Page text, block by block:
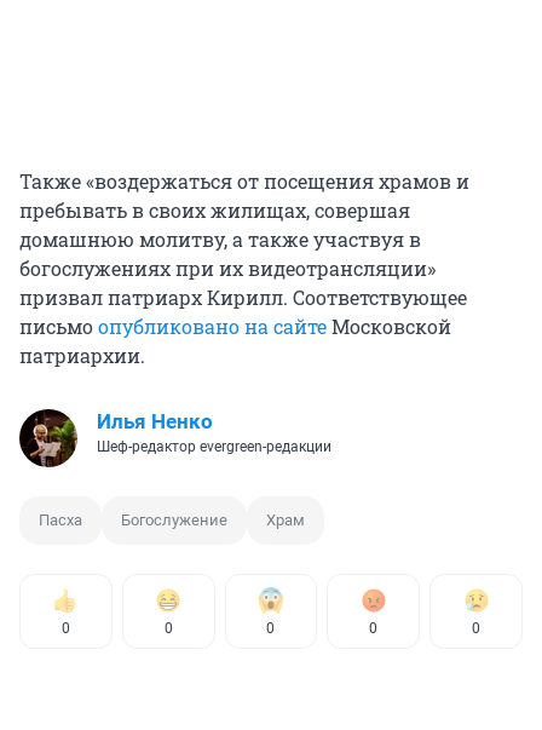
Также «воздержаться от посещения храмов и
пребывать в своих жилищах, совершая
домашнюю молитву, а также участвуя в
богослужениях при их видеотрансляции»
призвал патриарх Кирилл. Соответствующее
письмоопубликовано на сайтеМосковской
патриархии.
Илья Ненко
Шеф-редактор evergreen-редакции
Пасха Богослужение Храм
0 0 0 0 0